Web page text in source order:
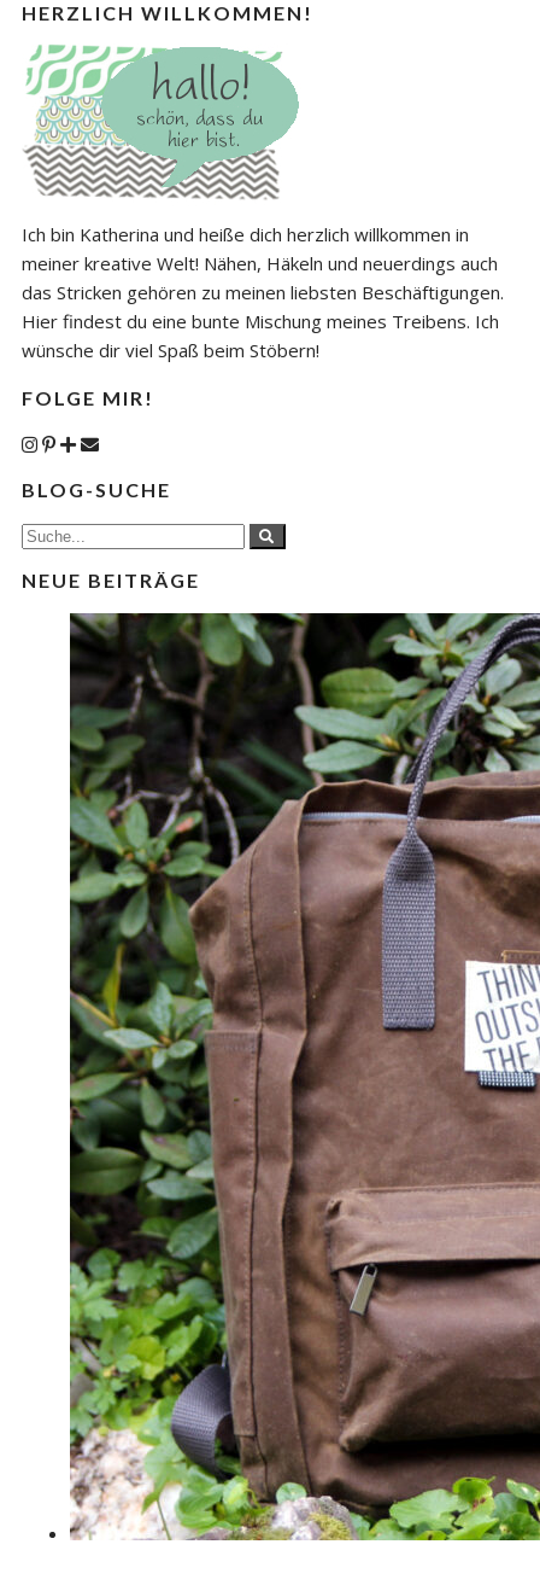
HERZLICH WILLKOMMEN!
Ich bin Katherina und heiße dich herzlich willkommen in
meiner kreative Welt! Nähen, Häkeln und neuerdings auch
das Stricken gehören zu meinen liebsten Beschäftigungen.
Hier findest du eine bunte Mischung meines Treibens. Ich
wünsche dir viel Spaß beim Stöbern!
FOLGE MIR!
BLOG-SUCHE
NEUE BEITRÄGE